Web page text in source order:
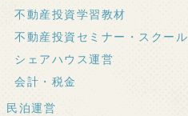
不動産投資学習教材
不動産投資セミナー・スクール
シェアハウス運営
会計・税金
民泊運営